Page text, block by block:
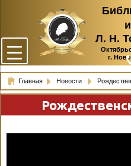
Л. Н.
г.
Главная Новости